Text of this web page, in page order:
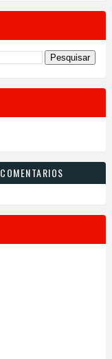
COMENTARIOS